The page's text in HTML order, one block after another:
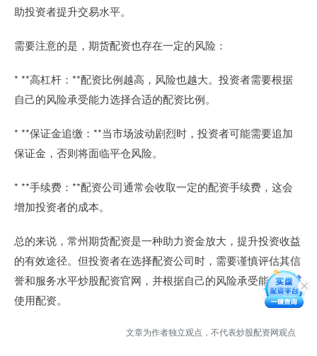
助投资者提升交易水平。
需要注意的是，期货配资也存在一定的风险：
* **高杠杆：**配资比例越高，风险也越大。投资者需要根据
自己的风险承受能力选择合适的配资比例。
* **保证金追缴：**当市场波动剧烈时，投资者可能需要追加
保证金，否则将面临平仓风险。
* **手续费：**配资公司通常会收取一定的配资手续费，这会
增加投资者的成本。
总的来说，常州期货配资是一种助力资金放大，提升投资收益
的有效途径。但投资者在选择配资公司时，需要谨慎评估其信
誉和服务水平炒股配资官网，并根据自己的风险承受能力合理
使用配资。
文章为作者独立观点，不代表炒股配资网观点